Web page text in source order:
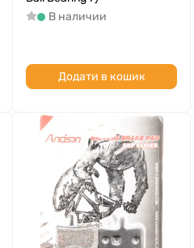
В наличии
Додати в кошик